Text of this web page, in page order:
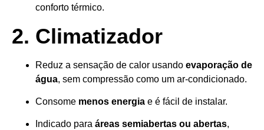
conforto térmico.
2. Climatizador
Reduz a sensação de calor usando evaporação de
água, sem compressão como um ar-condicionado.
Consome menos energia e é fácil de instalar.
Indicado para áreas semiabertas ou abertas,